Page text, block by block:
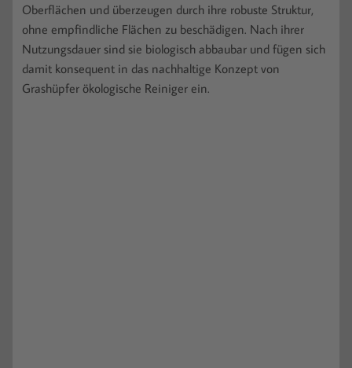
Oberflächen und überzeugen durch ihre robuste Struktur,
ohne empfindliche Flächen zu beschädigen. Nach ihrer
Nutzungsdauer sind sie biologisch abbaubar und fügen sich
damit konsequent in das nachhaltige Konzept von
Grashüpfer ökologische Reiniger ein.